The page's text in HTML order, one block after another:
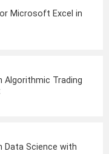
Microsoft Excel in
Algorithmic Trading
Data Science with